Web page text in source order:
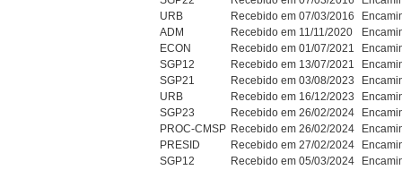
URB
Recebido em 07/03/2016
ADM
Recebido em 11/11/2020
ECON
Recebido em 01/07/2021
SGP12
Recebido em 13/07/2021
SGP21
Recebido em 03/08/2023
URB
Recebido em 16/12/2023
SGP23
Recebido em 26/02/2024
PROC-CMSP Recebido em 26/02/2024
PRESID
Recebido em 27/02/2024
SGP12
Recebido em 05/03/2024